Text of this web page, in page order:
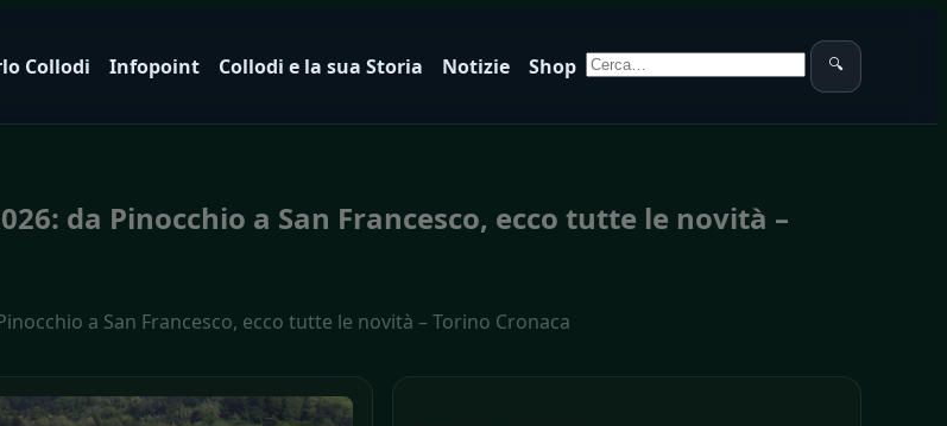
Collodi Infopoint Collodi e la sua Storia Notizie Shop Cerca: 🔍
da Pinocchio a San Francesco, ecco tutte le novità –
a San Francesco, ecco tutte le novità – Torino Cronaca